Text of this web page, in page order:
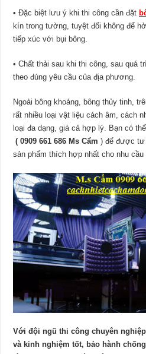
• Đặc biệt lưu ý khi thi công cần đặt
kín trong tường, tuyệt đối không để
tiếp xúc với bụi bông.
• Chất thải sau khi thi công, sau quá
theo đúng yêu cầu của địa phương.
Ngoài bông khoáng, bông thủy tinh,
rất nhiều loại vật liệu cách âm, cách
loại đa dạng, giá cả hợp lý. Bạn có
( 0909 661 686 Ms Cẩm) để được tư
sản phẩm thích hợp nhất cho nhu cầu
Với đội ngũ thi công chuyên
và kinh nghiệm tốt, bảo hành